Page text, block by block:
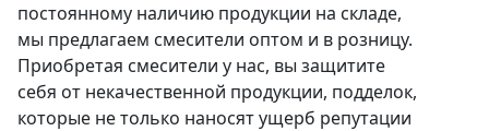
постоянному наличию продукции на складе,
мы предлагаем смесители оптом и в розницу.
Приобретая смесители у нас, вы защитите
себя от некачественной продукции, подделок,
которые не только наносят ущерб репутации